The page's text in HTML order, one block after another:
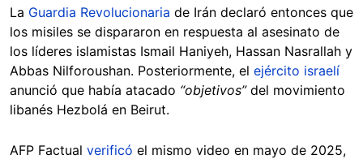
La Guardia Revolucionaria de Irán declaró entonces que
los misiles se dispararon en respuesta al asesinato de
los líderes islamistas Ismail Haniyeh, Hassan Nasrallah y
Abbas Nilforoushan. Posteriormente, el ejército israelí
anunció que había atacado “objetivos”del movimiento
libanés Hezbolá en Beirut.
AFP Factual verificó el mismo video en mayo de 2025,